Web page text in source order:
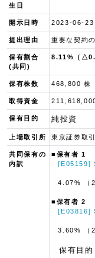
生日
開示日時 2023-06-
提出理由 重要な契約
保有割合
(共同)
8.11%（
保有株数 468,800 株
取得資金
保有目的 純投資
上場取引所 東京証券取
共同保有の
内訳
■保有者 1
[E05159]
4.07% （
■保有者 2
[E03816]
3.60% （
保有目